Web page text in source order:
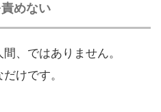
めない
、ではありません。
けです。